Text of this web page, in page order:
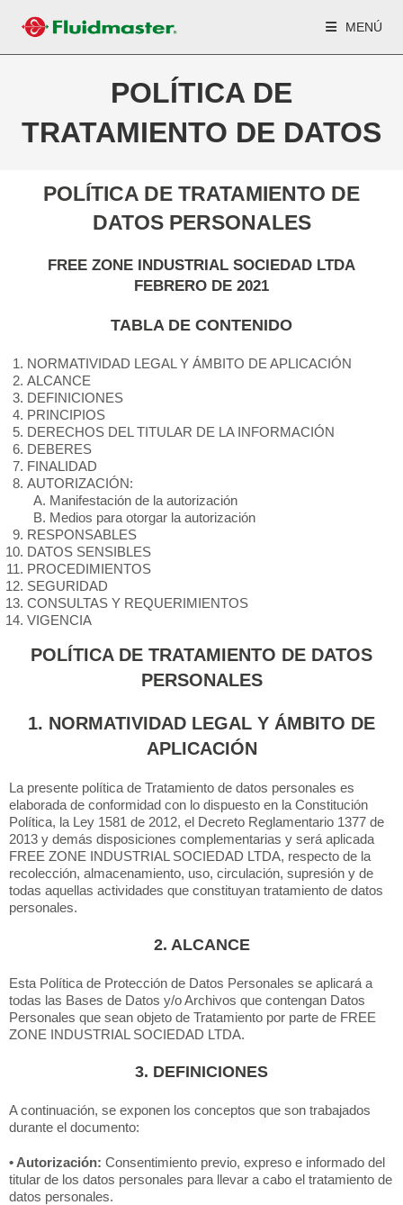
MENÚ
POLÍTICA DE
TRATAMIENTO DE DATOS
POLÍTICA DE TRATAMIENTO DE
DATOS PERSONALES
FREE ZONE INDUSTRIAL SOCIEDAD LTDA
FEBRERO DE 2021
TABLA DE CONTENIDO
NORMATIVIDAD LEGAL Y ÁMBITO DE APLICACIÓN
ALCANCE
DEFINICIONES
PRINCIPIOS
DERECHOS DEL TITULAR DE LA INFORMACIÓN
DEBERES
FINALIDAD
AUTORIZACIÓN:
Manifestación de la autorización
Medios para otorgar la autorización
RESPONSABLES
DATOS SENSIBLES
PROCEDIMIENTOS
SEGURIDAD
CONSULTAS Y REQUERIMIENTOS
VIGENCIA
POLÍTICA DE TRATAMIENTO DE DATOS
PERSONALES
1. NORMATIVIDAD LEGAL Y ÁMBITO DE
APLICACIÓN
La presente política de Tratamiento de datos personales es
elaborada de conformidad con lo dispuesto en la Constitución
Política, la Ley 1581 de 2012, el Decreto Reglamentario 1377 de
2013 y demás disposiciones complementarias y será aplicada
FREE ZONE INDUSTRIAL SOCIEDAD LTDA, respecto de la
recolección, almacenamiento, uso, circulación, supresión y de
todas aquellas actividades que constituyan tratamiento de datos
personales.
2. ALCANCE
Esta Política de Protección de Datos Personales se aplicará a
todas las Bases de Datos y/o Archivos que contengan Datos
Personales que sean objeto de Tratamiento por parte de FREE
ZONE INDUSTRIAL SOCIEDAD LTDA.
3. DEFINICIONES
A continuación, se exponen los conceptos que son trabajados
durante el documento:
• Autorización: Consentimiento previo, expreso e informado del
titular de los datos personales para llevar a cabo el tratamiento de
datos personales.